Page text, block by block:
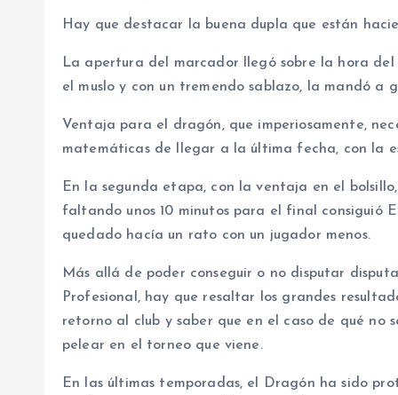
Hay que destacar la buena dupla que están
La apertura del marcador llegó sobre la hora
el muslo y con un tremendo sablazo, la mandó a
Ventaja para el dragón, que imperiosamente,
matemáticas de llegar a la última fecha, con la
En la segunda etapa, con la ventaja en el
faltando unos 10 minutos para el final consiguió
quedado hacía un rato con un jugador menos.
Más allá de poder conseguir o no disputar
Profesional, hay que resaltar los grandes
retorno al club y saber que en el caso de qué no
pelear en el torneo que viene.
En las últimas temporadas, el Dragón ha sido